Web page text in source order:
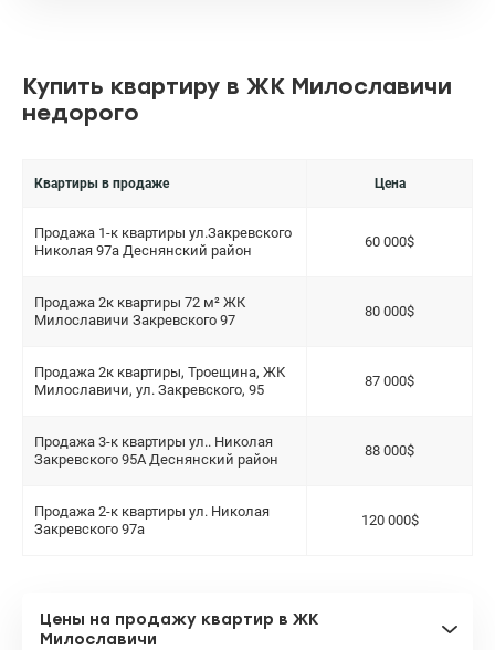
Купить квартиру в ЖК Милославичи
недорого
Квартиры в продаже Цена
Продажа 1-к квартиры ул.Закревского
Николая 97а Деснянский район
60 000$
Продажа 2к квартиры 72 м² ЖК
Милославичи Закревского 97
80 000$
Продажа 2к квартиры, Троещина, ЖК
Милославичи, ул. Закревского, 95
87 000$
Продажа 3-к квартиры ул.. Николая
Закревского 95А Деснянский район
88 000$
Продажа 2-к квартиры ул. Николая
Закревского 97а
120 000$
Цены на продажу квартир в ЖК
Милославичи